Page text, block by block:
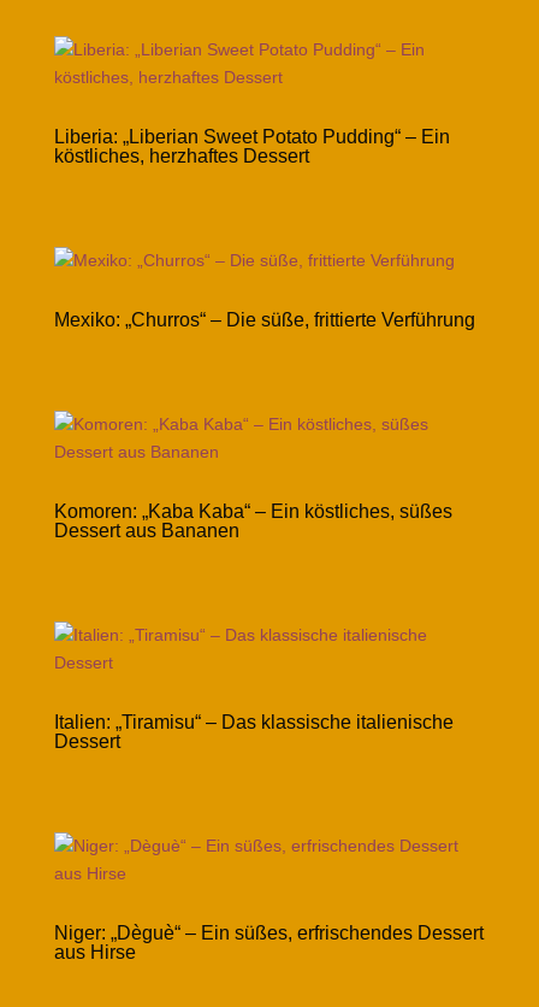
Liberia: „Liberian Sweet Potato Pudding“ – Ein
köstliches, herzhaftes Dessert
Mexiko: „Churros“ – Die süße, frittierte Verführung
Komoren: „Kaba Kaba“ – Ein köstliches, süßes
Dessert aus Bananen
Italien: „Tiramisu“ – Das klassische italienische
Dessert
Niger: „Dèguè“ – Ein süßes, erfrischendes Dessert
aus Hirse